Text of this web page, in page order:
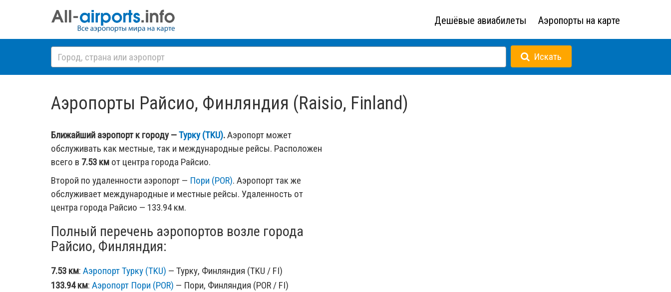
Дешёвые авиабилеты Аэропорты на карте
Искать
Аэропорты Райсио, Финляндия (Raisio, Finland)
Ближайший аэропорт к городу —Турку (TKU).Аэропорт может
обслуживать как местные, так и международные рейсы. Расположен
всего в 7.53 км от центра города Райсио.
Второй по удаленности аэропорт — Пори (POR). Аэропорт так же
обслуживает международные и местные рейсы. Удаленность от
центра города Райсио — 133.94 км.
Полный перечень аэропортов возле города
Райсио, Финляндия:
7.53 км: Аэропорт Турку (TKU) — Турку, Финляндия (TKU / FI)
133.94 км: Аэропорт Пори (POR) — Пори, Финляндия (POR / FI)